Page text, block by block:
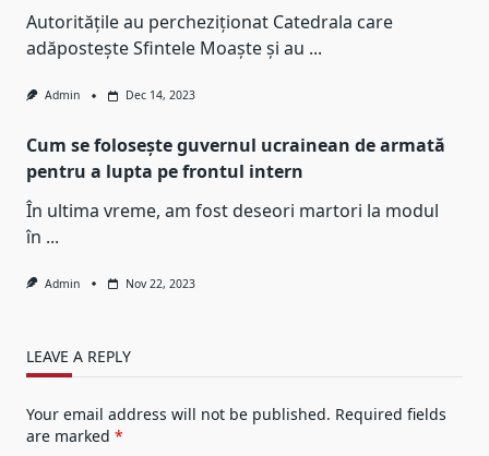
Autoritățile au percheziționat Catedrala care
adăpostește Sfintele Moaște și au ...
Admin Dec 14, 2023
Cum se folosește guvernul ucrainean de armată
pentru a lupta pe frontul intern
În ultima vreme, am fost deseori martori la modul
în ...
Admin Nov 22, 2023
LEAVE A REPLY
Your email address will not be published. Required fields
are marked *